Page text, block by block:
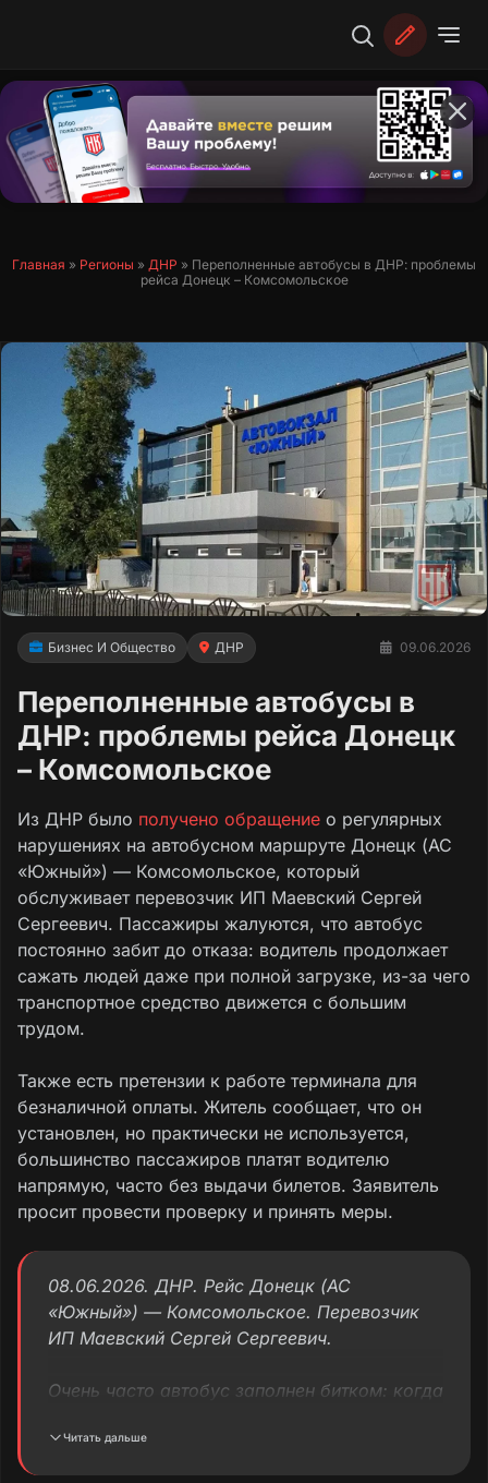
Главная » Регионы » ДНР » Переполненные автобусы в ДНР: проблемы
рейса Донецк – Комсомольское
Бизнес И Общество ДНР 09.06.2026
Переполненные автобусы в
ДНР: проблемы рейса Донецк
– Комсомольское
Из ДНР было получено обращение о регулярных
нарушениях на автобусном маршруте Донецк (АС
«Южный») — Комсомольское, который
обслуживает перевозчик ИП Маевский Сергей
Сергеевич. Пассажиры жалуются, что автобус
постоянно забит до отказа: водитель продолжает
сажать людей даже при полной загрузке, из-за чего
транспортное средство движется с большим
трудом.
Также есть претензии к работе терминала для
безналичной оплаты. Житель сообщает, что он
установлен, но практически не используется,
большинство пассажиров платят водителю
напрямую, часто без выдачи билетов. Заявитель
просит провести проверку и принять меры.
08.06.2026. ДНР. Рейс Донецк (АС
«Южный») — Комсомольское. Перевозчик
ИП Маевский Сергей Сергеевич.
Очень часто автобус заполнен битком: когда
продолжает впускать пассажиров. Автобус
Читать дальше